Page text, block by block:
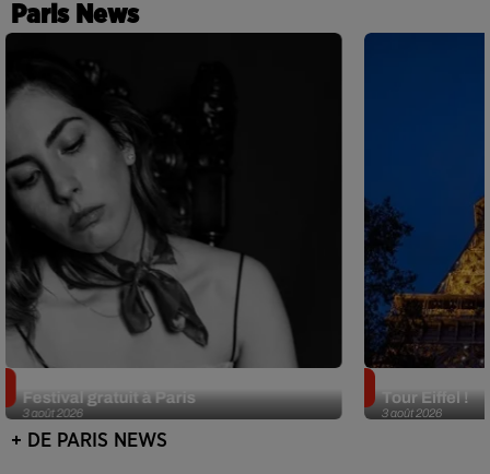
Paris News
3 août 2026
Festival gratuit à Paris
3 août 2026
Tour Eiffel !
+ DE PARIS NEWS